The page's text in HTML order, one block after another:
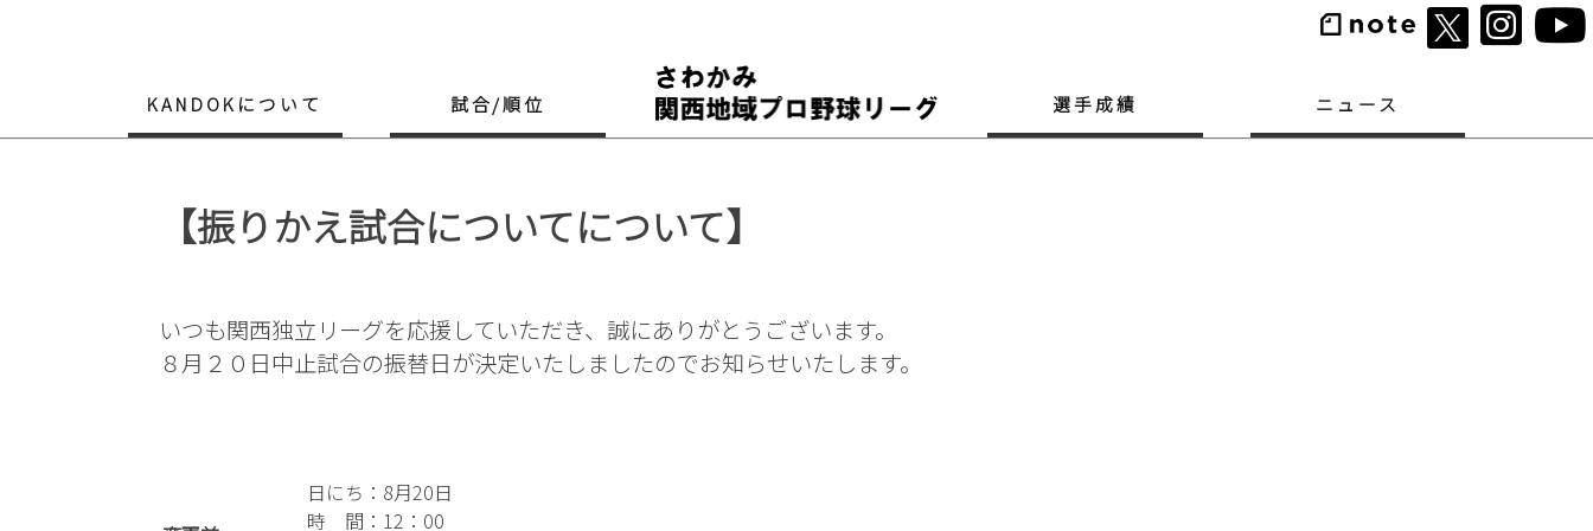
KANDOKについて 試合/順位 選手成績 ニュース
【振りかえ試合についてについて】
いつも関西独立リーグを応援していただき、誠にありがとうございます。
８月２０日中止試合の振替日が決定いたしましたのでお知らせいたします。
日にち：8月20日
時 間：12：00